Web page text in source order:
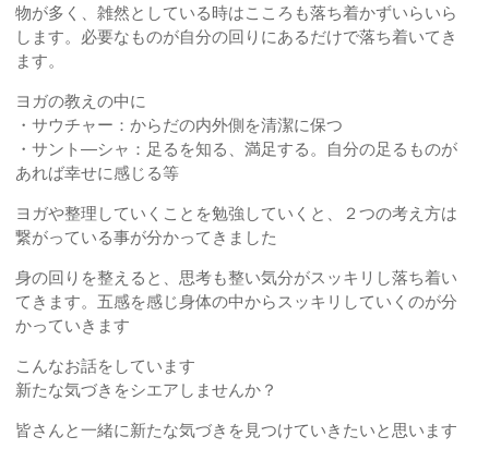
物が多く、雑然としている時はこころも落ち着かずいらいら
します。必要なものが自分の回りにあるだけで落ち着いてき
ます。
ヨガの教えの中に
・サウチャー：からだの内外側を清潔に保つ
・サント―シャ：足るを知る、満足する。自分の足るものが
あれば幸せに感じる等
ヨガや整理していくことを勉強していくと、２つの考え方は
繋がっている事が分かってきました
身の回りを整えると、思考も整い気分がスッキリし落ち着い
てきます。五感を感じ身体の中からスッキリしていくのが分
かっていきます
こんなお話をしています
新たな気づきをシエアしませんか？
皆さんと一緒に新たな気づきを見つけていきたいと思います